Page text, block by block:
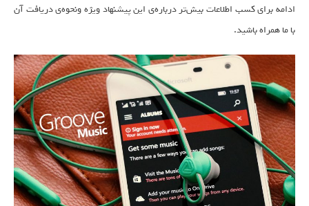
ادامه برای کسب اطلاعات بیش‌تر درباره‌ی این پیشنهاد ویژه ونحوه‌ی دریافت آن
با ما همراه باشید.